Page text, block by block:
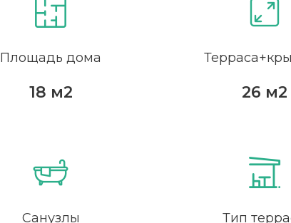
Площадь дома
18 м2 26 м2
Санузлы Тип